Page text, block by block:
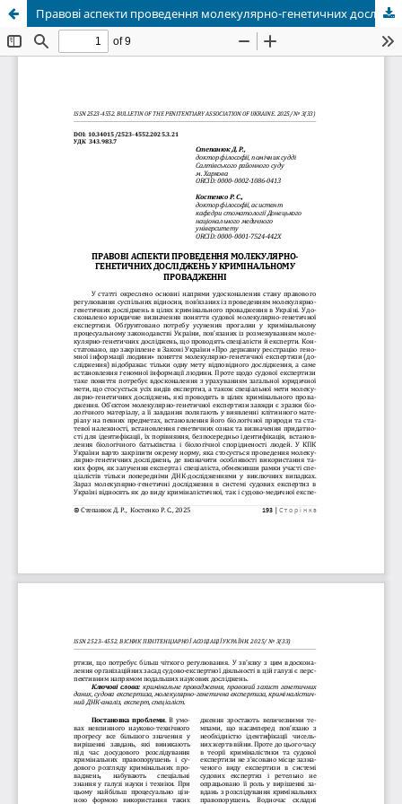
Правові аспекти проведення молекулярно-генетичних досліджень у кримінальному провадженні